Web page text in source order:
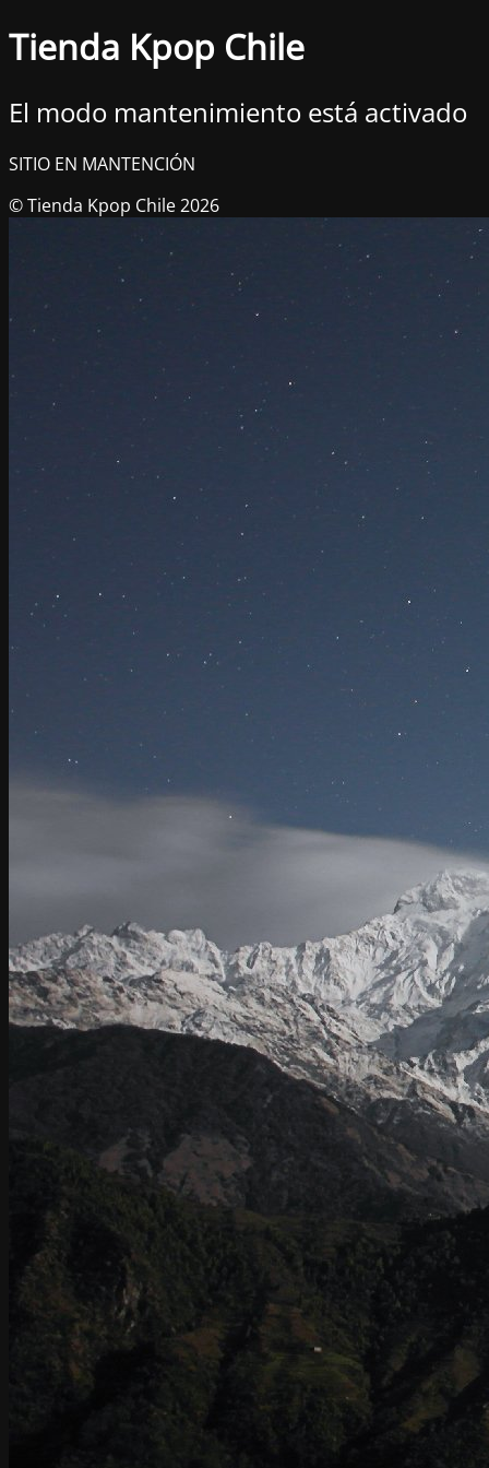
Tienda Kpop Chile
El modo mantenimiento está activado
SITIO EN MANTENCIÓN
© Tienda Kpop Chile 2026